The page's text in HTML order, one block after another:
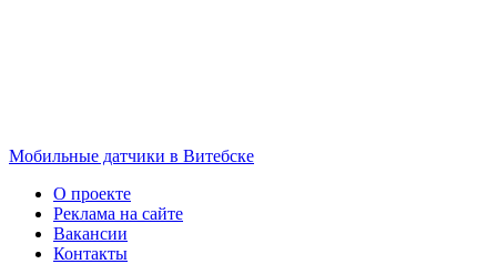
Мобильные датчики в Витебске
О проекте
Реклама на сайте
Вакансии
Контакты